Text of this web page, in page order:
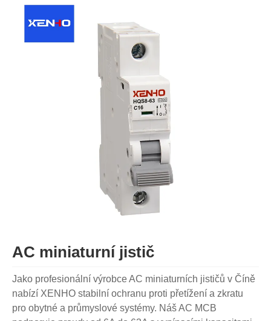
AC miniaturní jistič
Jako profesionální výrobce AC miniaturních jističů v Číně
nabízí XENHO stabilní ochranu proti přetížení a zkratu
pro obytné a průmyslové systémy. Náš AC MCB